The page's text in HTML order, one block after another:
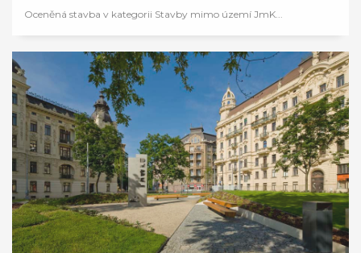
Oceněná stavba v kategorii Stavby mimo území JmK...